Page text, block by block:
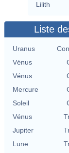
Lilith
Liste
Uranus
Vénus
Vénus
Mercure
Soleil
Vénus
Jupiter
Lune